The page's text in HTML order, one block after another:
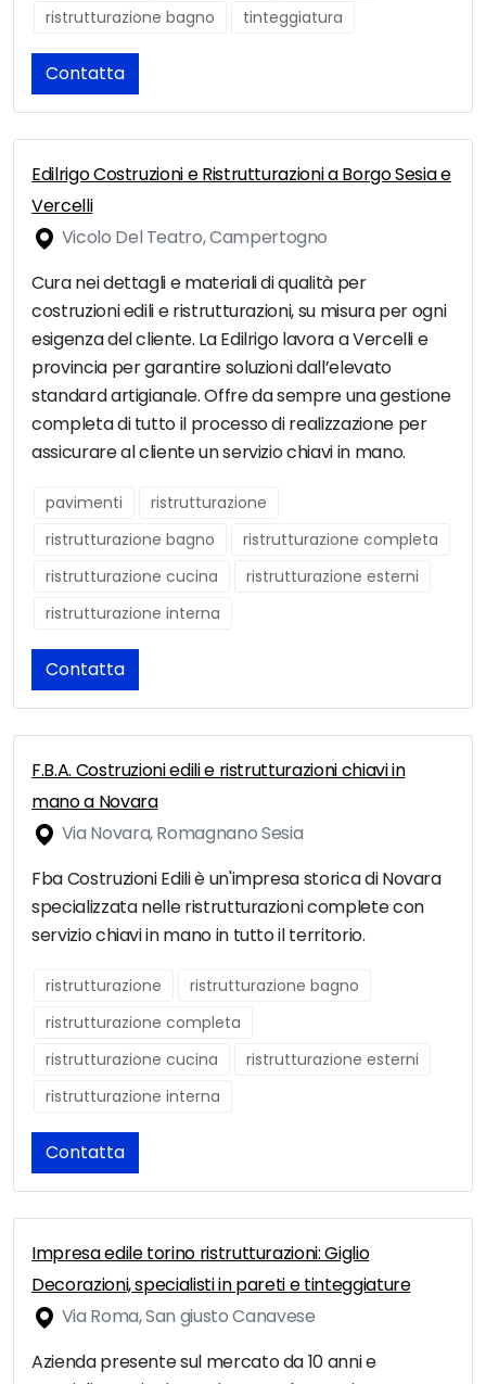
ristrutturazione bagno
tinteggiatura
Contatta
Edilrigo Costruzioni e Ristrutturazioni a Borgo Sesia e
Vercelli
Vicolo Del Teatro, Campertogno
Cura nei dettagli e materiali di qualità per
costruzioni edili e ristrutturazioni, su misura per ogni
esigenza del cliente. La Edilrigo lavora a Vercelli e
provincia per garantire soluzioni dall’elevato
standard artigianale. Offre da sempre una gestione
completa di tutto il processo di realizzazione per
assicurare al cliente un servizio chiavi in mano.
pavimenti
ristrutturazione
ristrutturazione bagno
ristrutturazione completa
ristrutturazione cucina
ristrutturazione esterni
ristrutturazione interna
Contatta
F.B.A. Costruzioni edili e ristrutturazioni chiavi in
mano a Novara
Via Novara, Romagnano Sesia
Fba Costruzioni Edili è un'impresa storica di Novara
specializzata nelle ristrutturazioni complete con
servizio chiavi in mano in tutto il territorio.
ristrutturazione
ristrutturazione bagno
ristrutturazione completa
ristrutturazione cucina
ristrutturazione esterni
ristrutturazione interna
Contatta
Impresa edile torino ristrutturazioni: Giglio
Decorazioni, specialisti in pareti e tinteggiature
Via Roma, San giusto Canavese
Azienda presente sul mercato da 10 anni e